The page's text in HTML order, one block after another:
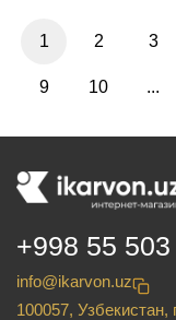
1 2 3
9 10 ...
+998 55
info@ikarvon.uz
100057,